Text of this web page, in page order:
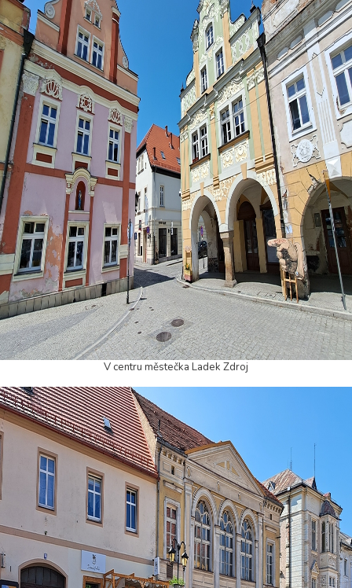
V centru městečka Ladek Zdroj